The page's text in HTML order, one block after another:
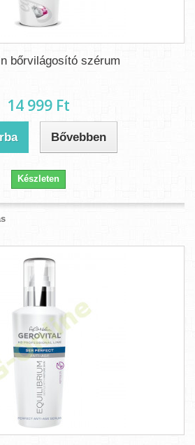
bőrvilágosító szérum
14 999 Ft‎
Bővebben
Készleten